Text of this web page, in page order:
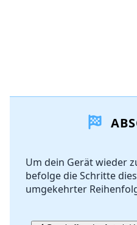
Um dein Gerät wieder
befolge die Schritte
umgekehrter